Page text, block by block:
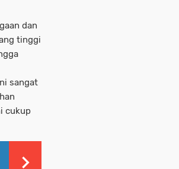
dan
tinggi
sangat
cukup